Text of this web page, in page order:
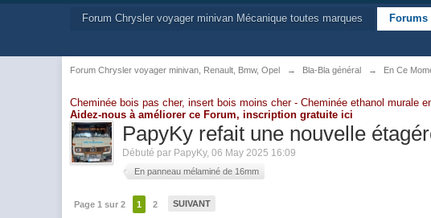
Forum Chrysler voyager minivan Mécanique toutes marques Forums
Forum Chrysler voyager minivan, Renault, Bmw, Opel → Bla-Bla général → En Ce
Cheminée bois pas cher, insert bois moins cher - Cheminée ethanol murale
Aidez-nous à améliorer ce Forum, inscription gratuite ici
PapyKy refait une nouvelle
Débuté par PapyKy, 06 May 2025 16:09
En panneau mélaminé de 16mm
Page 1 sur 2 1 2 SUIVANT